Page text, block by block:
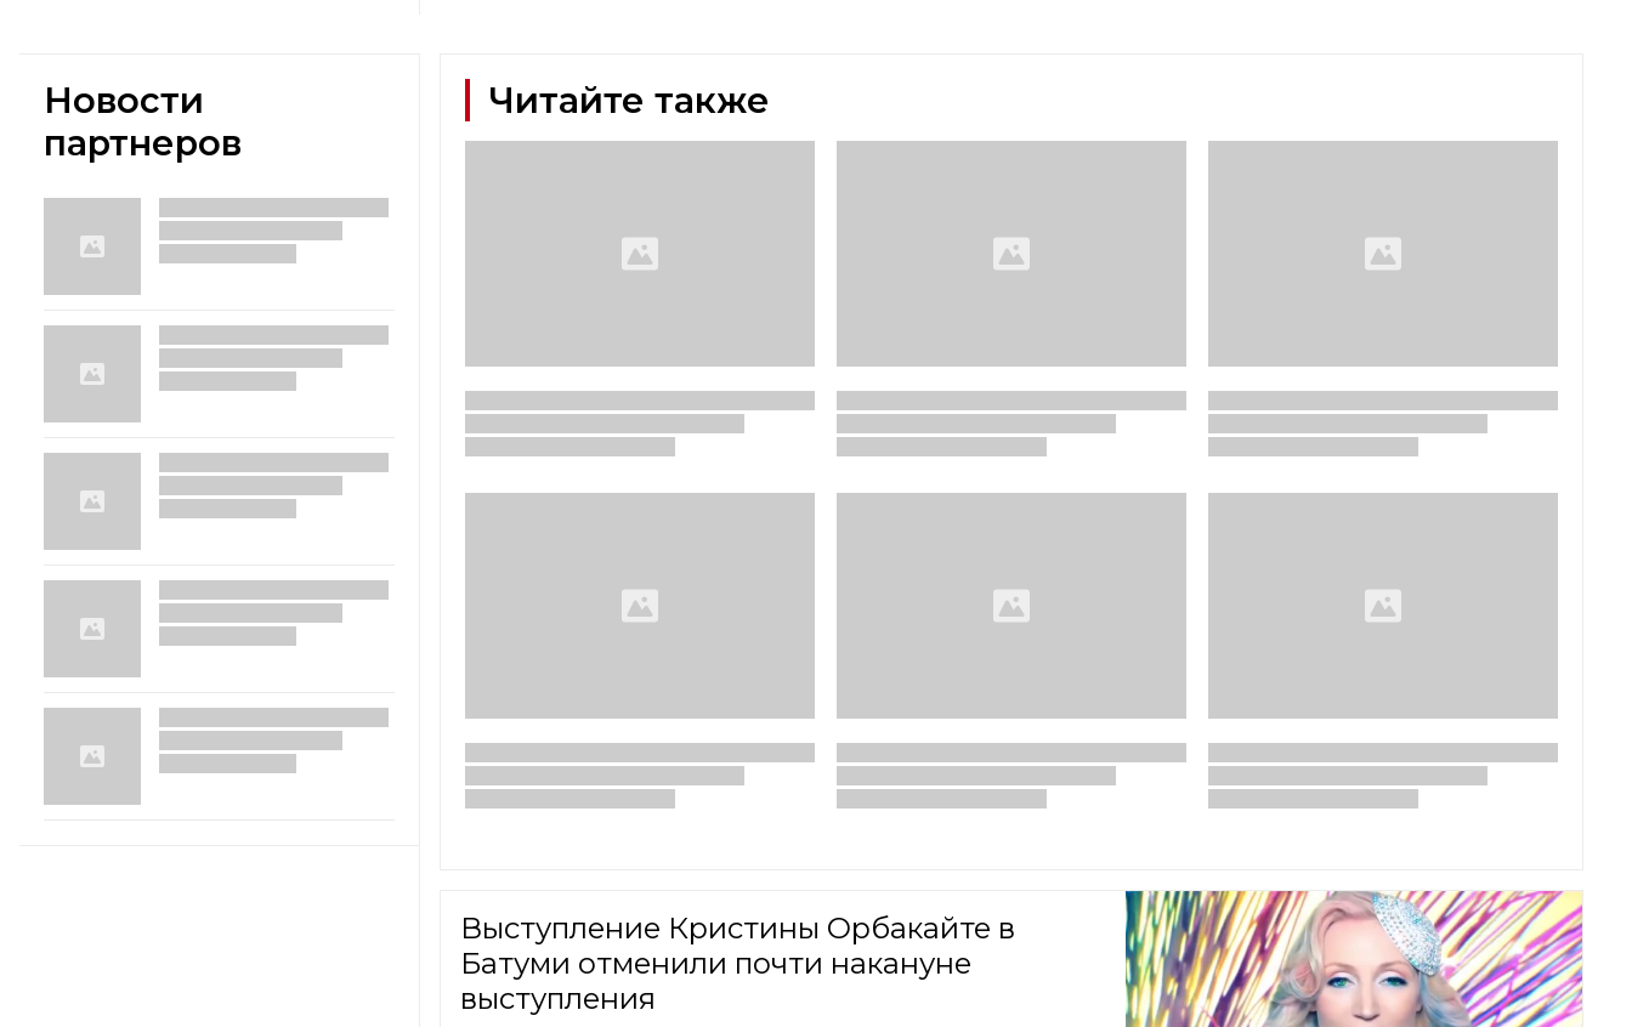
Новости
партнеров
Читайте также
Выступление Кристины Орбакайте в
Батуми отменили почти накануне
выступления